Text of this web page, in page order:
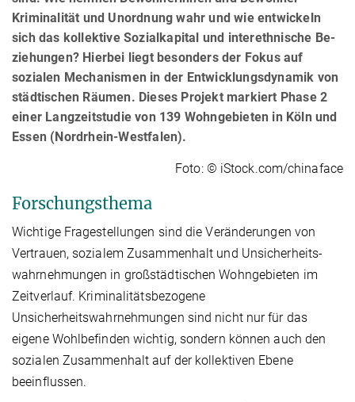
Kriminalität und Unordnung wahr und wie entwickeln
sich das kollektive So­zialkapital und interethnische Be­
zie­hun­gen? Hierbei liegt besonders der Fokus auf
sozialen Mechanismen in der Entwick­lungs­dyna­mik von
städtischen Räumen. Dieses Projekt markiert Phase 2
einer Langzeitstudie von 139 Wohn­gebieten in Köln und
Essen (Nordrhein-Westfalen).
Foto: © iStock.com/chinaface
Forschungsthema
Wichtige Fragestellungen sind die Veränderungen von
Vertrauen, sozialem Zusammenhalt und Unsicherheits­
wahrneh­mun­gen in großstädtischen Wohngebieten im
Zeitverlauf. Kriminalitätsbezogene
Unsicherheitswahrnehmungen sind nicht nur für das
eigene Wohlbefinden wichtig, sondern können auch den
sozialen Zusammenhalt auf der kollektiven Ebene
beeinflussen.